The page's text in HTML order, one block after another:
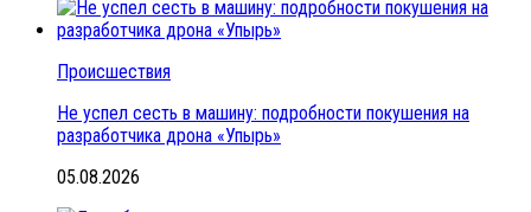
Происшествия
Не успел сесть в машину: подробности покушения на
разработчика дрона «Упырь»
05.08.2026